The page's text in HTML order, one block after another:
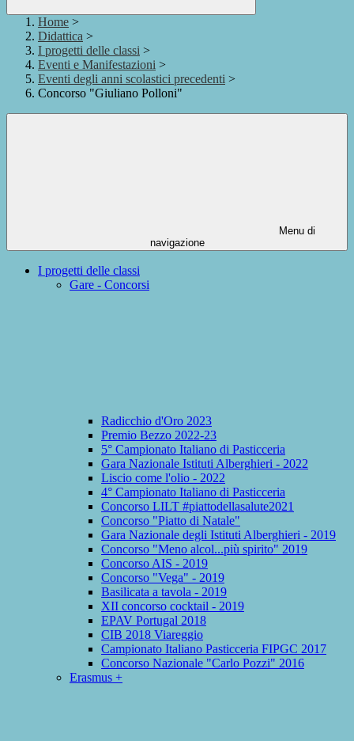
Home >
Didattica >
I progetti delle classi >
Eventi e Manifestazioni >
Eventi degli anni scolastici precedenti >
Concorso "Giuliano Polloni"
Menu di
navigazione
I progetti delle classi
Gare - Concorsi
Radicchio d'Oro 2023
Premio Bezzo 2022-23
5° Campionato Italiano di Pasticceria
Gara Nazionale Istituti Alberghieri - 2022
Liscio come l'olio - 2022
4° Campionato Italiano di Pasticceria
Concorso LILT #piattodellasalute2021
Concorso "Piatto di Natale"
Gara Nazionale degli Istituti Alberghieri - 2019
Concorso "Meno alcol...più spirito" 2019
Concorso AIS - 2019
Concorso "Vega" - 2019
Basilicata a tavola - 2019
XII concorso cocktail - 2019
EPAV Portugal 2018
CIB 2018 Viareggio
Campionato Italiano Pasticceria FIPGC 2017
Concorso Nazionale "Carlo Pozzi" 2016
Erasmus +